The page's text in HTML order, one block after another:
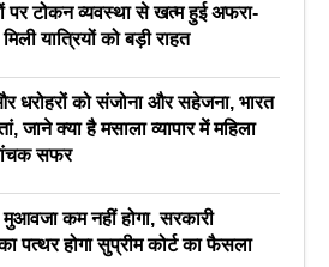
पर टोकन व्यवस्था से खत्म हुई अफरा-
यात्रियों को बड़ी राहत
धरोहरों को संजोना और सहेजना, भारत
जाने क्या है मसाला व्यापार में महिला
सफर
कम नहीं होगा, सरकारी
पत्थर होगा सुप्रीम कोर्ट का फैसला